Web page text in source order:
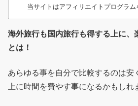
当サイトはアフィリエイトプログラム
海外旅行も国内旅行も得する上に、
とは！
あらゆる事を自分で比較するのは安
上に時間を費やす事になるかもしれ